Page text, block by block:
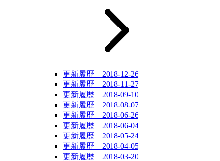
更新履歴 2018-12-26
更新履歴 2018-11-27
更新履歴 2018-09-10
更新履歴 2018-08-07
更新履歴 2018-06-26
更新履歴 2018-06-04
更新履歴 2018-05-24
更新履歴 2018-04-05
更新履歴 2018-03-20